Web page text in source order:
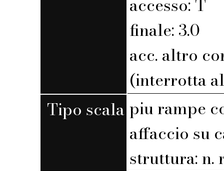
finale: 3.0
acc. altro
(interrotta
Tipo scala piu rampe
affaccio su
struttura: n.